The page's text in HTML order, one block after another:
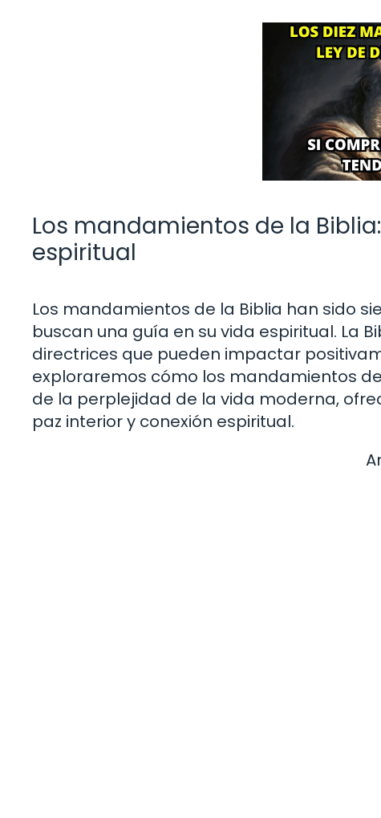
Los mandamientos de la
espiritual
Los mandamientos de la Biblia han sido
buscan una guía en su vida espiritual. La
directrices que pueden impactar
exploraremos cómo los mandamientos
de la perplejidad de la vida moderna,
paz interior y conexión espiritual.